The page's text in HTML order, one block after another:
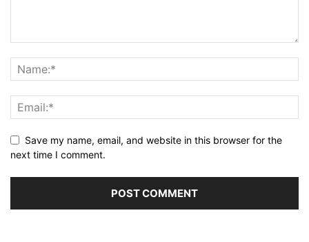
Save my name, email, and website in this browser for the
next time I comment.